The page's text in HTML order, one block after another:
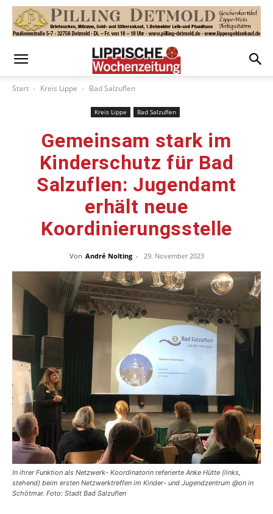
Start Kreis Lippe Bad Salzuflen
Kreis Lippe Bad Salzuflen
Gemeinsam stark im
Kinderschutz für Bad
Salzuflen: Jugendamt
erhält neue
Koordinierungsstelle
Von André Nolting - 29. November 2023
In ihrer Funktion als Netzwerk- Koordinatorin referierte Anke Hütte (links,
stehend) beim ersten Netzwerktreffen im Kinder- und Jugendzentrum @on in
Schötmar. Foto: Stadt Bad Salzuflen